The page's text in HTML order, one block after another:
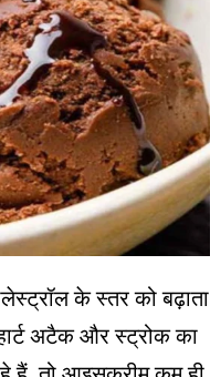
के स्तर को बढ़ाता
अटैक और स्ट्रोक का